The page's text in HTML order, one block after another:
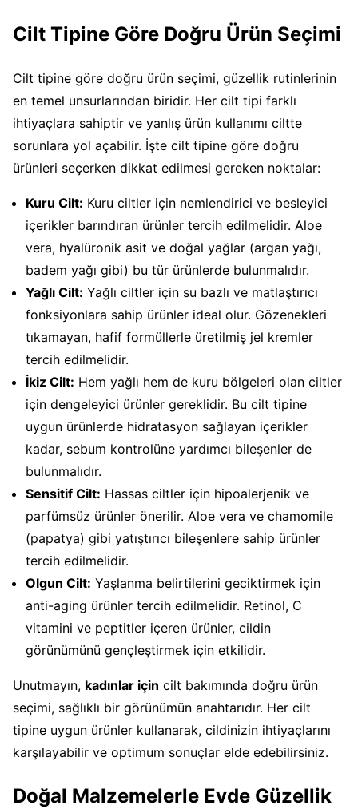
Cilt Tipine Göre Doğru Ürün Seçimi
Cilt tipine göre doğru ürün seçimi, güzellik rutinlerinin
en temel unsurlarından biridir. Her cilt tipi farklı
ihtiyaçlara sahiptir ve yanlış ürün kullanımı ciltte
sorunlara yol açabilir. İşte cilt tipine göre doğru
ürünleri seçerken dikkat edilmesi gereken noktalar:
Kuru Cilt: Kuru ciltler için nemlendirici ve besleyici
içerikler barındıran ürünler tercih edilmelidir. Aloe
vera, hyalüronik asit ve doğal yağlar (argan yağı,
badem yağı gibi) bu tür ürünlerde bulunmalıdır.
Yağlı Cilt: Yağlı ciltler için su bazlı ve matlaştırıcı
fonksiyonlara sahip ürünler ideal olur. Gözenekleri
tıkamayan, hafif formüllerle üretilmiş jel kremler
tercih edilmelidir.
İkiz Cilt: Hem yağlı hem de kuru bölgeleri olan ciltler
için dengeleyici ürünler gereklidir. Bu cilt tipine
uygun ürünlerde hidratasyon sağlayan içerikler
kadar, sebum kontrolüne yardımcı bileşenler de
bulunmalıdır.
Sensitif Cilt: Hassas ciltler için hipoalerjenik ve
parfümsüz ürünler önerilir. Aloe vera ve chamomile
(papatya) gibi yatıştırıcı bileşenlere sahip ürünler
tercih edilmelidir.
Olgun Cilt: Yaşlanma belirtilerini geciktirmek için
anti-aging ürünler tercih edilmelidir. Retinol, C
vitamini ve peptitler içeren ürünler, cildin
görünümünü gençleştirmek için etkilidir.
Unutmayın, kadınlar için cilt bakımında doğru ürün
seçimi, sağlıklı bir görünümün anahtarıdır. Her cilt
tipine uygun ürünler kullanarak, cildinizin ihtiyaçlarını
karşılayabilir ve optimum sonuçlar elde edebilirsiniz.
Doğal Malzemelerle Evde Güzellik